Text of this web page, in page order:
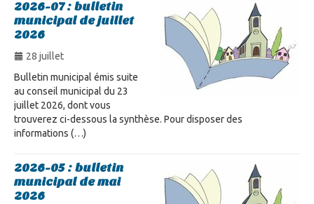
2026-07 : bulletin
municipal de juillet
2026
28 juillet
Bulletin municipal émis suite
au conseil municipal du 23
juillet 2026, dont vous
trouverez ci-dessous la synthèse. Pour disposer des
informations (…)
2026-05 : bulletin
municipal de mai
2026